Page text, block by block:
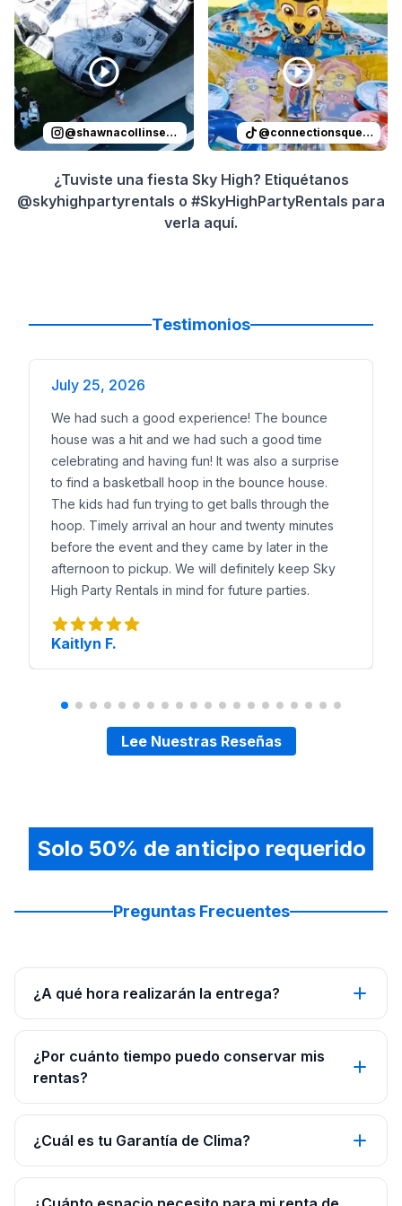
@shawnacollinsevents @connectionsqueen
¿Tuviste una fiesta Sky High? Etiquétanos
@skyhighpartyrentals o #SkyHighPartyRentals para
verla aquí.
Testimonios
July 25, 2026
We had such a good experience! The bounce
house was a hit and we had such a good time
celebrating and having fun! It was also a surprise
to find a basketball hoop in the bounce house.
The kids had fun trying to get balls through the
hoop. Timely arrival an hour and twenty minutes
before the event and they came by later in the
afternoon to pickup. We will definitely keep Sky
High Party Rentals in mind for future parties.
Kaitlyn F.
Lee Nuestras Reseñas
Solo 50% de anticipo requerido
Preguntas Frecuentes
¿A qué hora realizarán la entrega?
¿Por cuánto tiempo puedo conservar mis
rentas?
¿Cuál es tu Garantía de Clima?